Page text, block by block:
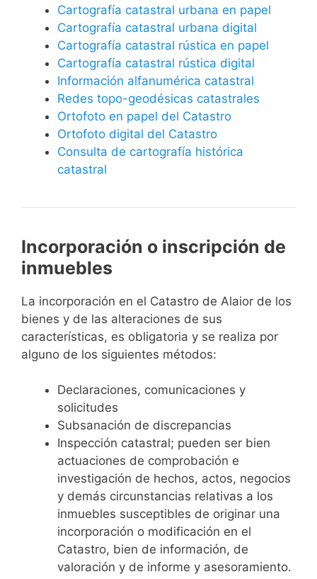
Cartografía catastral urbana en papel
Cartografía catastral urbana digital
Cartografía catastral rústica en papel
Cartografía catastral rústica digital
Información alfanumérica catastral
Redes topo-geodésicas catastrales
Ortofoto en papel del Catastro
Ortofoto digital del Catastro
Consulta de cartografía histórica
catastral
Incorporación o inscripción de
inmuebles
La incorporación en el Catastro de Alaior de los
bienes y de las alteraciones de sus
características, es obligatoria y se realiza por
alguno de los siguientes métodos:
Declaraciones, comunicaciones y
solicitudes
Subsanación de discrepancias
Inspección catastral; pueden ser bien
actuaciones de comprobación e
investigación de hechos, actos, negocios
y demás circunstancias relativas a los
inmuebles susceptibles de originar una
incorporación o modificación en el
Catastro, bien de información, de
valoración y de informe y asesoramiento.